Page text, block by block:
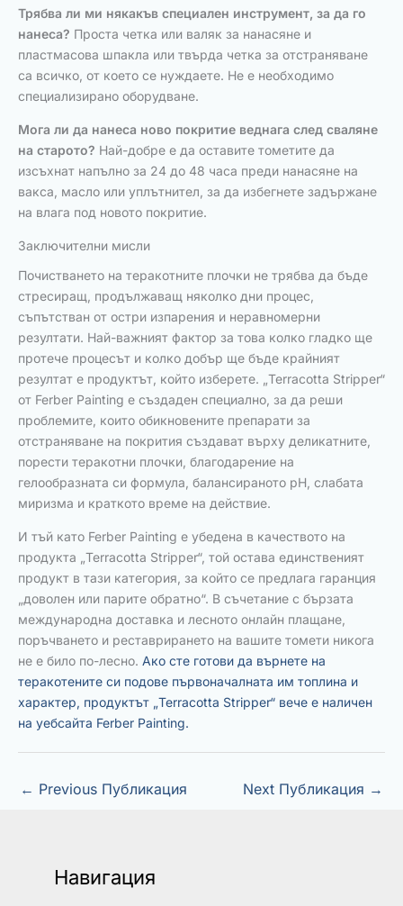
Трябва ли ми някакъв специален инструмент, за да го
нанеса? Проста четка или валяк за нанасяне и
пластмасова шпакла или твърда четка за отстраняване
са всичко, от което се нуждаете. Не е необходимо
специализирано оборудване.
Мога ли да нанеса ново покритие веднага след сваляне
на старото? Най-добре е да оставите тометите да
изсъхнат напълно за 24 до 48 часа преди нанасяне на
вакса, масло или уплътнител, за да избегнете задържане
на влага под новото покритие.
Заключителни мисли
Почистването на теракотните плочки не трябва да бъде
стресиращ, продължаващ няколко дни процес,
съпътстван от остри изпарения и неравномерни
резултати. Най-важният фактор за това колко гладко ще
протече процесът и колко добър ще бъде крайният
резултат е продуктът, който изберете. „Terracotta Stripper“
от Ferber Painting е създаден специално, за да реши
проблемите, които обикновените препарати за
отстраняване на покрития създават върху деликатните,
порести теракотни плочки, благодарение на
гелообразната си формула, балансираното pH, слабата
миризма и краткото време на действие.
И тъй като Ferber Painting е убедена в качеството на
продукта „Terracotta Stripper“, той остава единственият
продукт в тази категория, за който се предлага гаранция
„доволен или парите обратно“. В съчетание с бързата
международна доставка и лесното онлайн плащане,
поръчването и реставрирането на вашите томети никога
не е било по-лесно. Ако сте готови да върнете на
теракотените си подове първоначалната им топлина и
характер, продуктът „Terracotta Stripper“ вече е наличен
на уебсайта Ferber Painting.
← Previous Публикация Next Публикация →
Навигация